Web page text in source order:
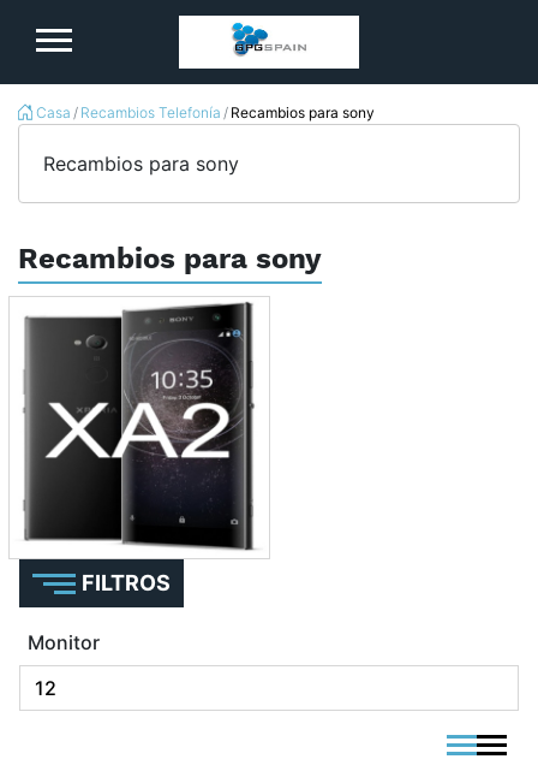
Casa Recambios Telefonía Recambios para sony
Recambios para sony
Recambios para sony
FILTROS
Monitor